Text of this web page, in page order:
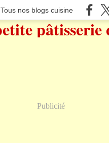
Tous nos blogs cuisine
Publicité